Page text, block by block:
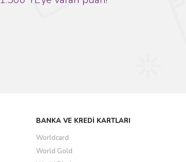
BANKA VE KREDİ KARTLARI
Worldcard
World Gold